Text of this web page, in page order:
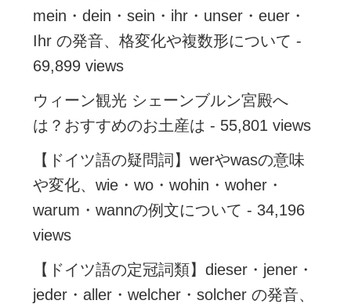
mein・dein・sein・ihr・unser・euer・
Ihr の発音、格変化や複数形について -
69,899 views
ウィーン観光 シェーンブルン宮殿へ
は？おすすめのお土産は - 55,801 views
【ドイツ語の疑問詞】werやwasの意味
や変化、wie・wo・wohin・woher・
warum・wannの例文について - 34,196
views
【ドイツ語の定冠詞類】dieser・jener・
jeder・aller・welcher・solcher の発音、